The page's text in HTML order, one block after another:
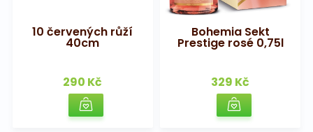
10 červených růží
40cm
290 Kč
Bohemia Sekt
Prestige rosé 0,75l
329 Kč